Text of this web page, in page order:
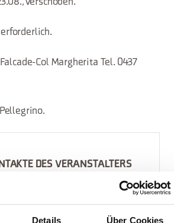
Details Über Cookies
verschoben.
Col Margherita Tel. 0437
DES VERANSTALTERS